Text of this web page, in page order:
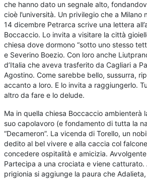
che hanno dato un segnale alto,
cioè l’università. Un privilegio che a Milano
14 dicembre Petrarca scrive una lettera
Boccaccio. Lo invita a visitare la città
chiesa dove dormono “sotto uno stesso
e Severino Boezio. Con loro anche
d’Italia che aveva trasferito da Cagliari a
Agostino. Come sarebbe bello, sussurra,
accanto a loro. E lo invita a raggiungerlo.
altro da fare e lo delude.
Ma in quella chiesa Boccaccio ambienterà
suo capolavoro (e fondamento di tutta la
“Decameron”. La vicenda di Torello, un
dedito al bel vivere e alla caccia col
concedere ospitalità e amicizia.
Partecipa a una crociata e viene catturato.
prigionia si aggiunge la paura che